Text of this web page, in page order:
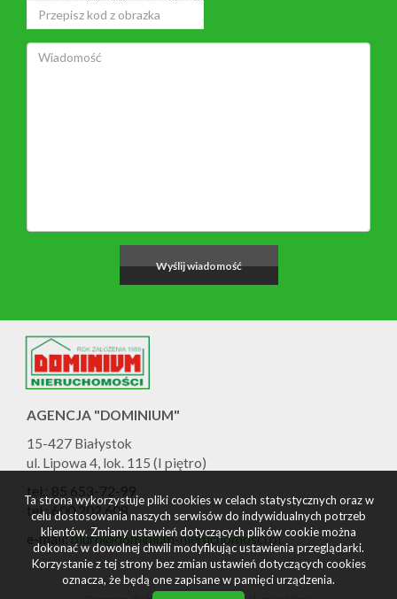
AGENCJA "DOMINIUM"
15-427 Białystok
ul. Lipowa 4, lok. 115 (I piętro)
tel.: 85 653-72-99
tel.: 600 202 608
e-mail:biuro@dominium-nieruchomosci.pl
Ta strona wykorzystuje pliki cookies w celach statystycznych oraz w
celu dostosowania naszych serwisów do indywidualnych potrzeb
klientów. Zmiany ustawień dotyczących plików cookie można
dokonać w dowolnej chwili modyfikując ustawienia przeglądarki.
Korzystanie z tej strony bez zmian ustawień dotyczących cookies
oznacza, że będą one zapisane w pamięci urządzenia.